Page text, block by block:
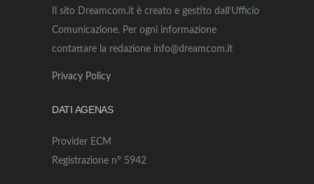
Il sito Dreamcom.it è creato e gestito dall’Ufficio
Comunicazione. Per ogni informazione
contattare la redazione info@dreamcom.it
Privacy Policy
DATI AGENAS
Provider ECM
Registrazione n° 5942